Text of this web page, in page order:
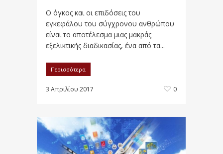
Ο όγκος και οι επιδόσεις του
εγκεφάλου του σύγχρονου ανθρώπου
είναι το αποτέλεσμα μιας μακράς
εξελικτικής διαδικασίας, ένα από τα...
Περισσότερα
3 Απριλίου 2017 0